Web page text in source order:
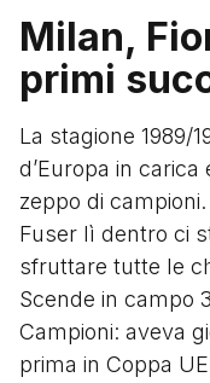
Milan,
primi
La stagione 1989/
d’Europa in
zeppo di
Fuser lì dentro ci
sfruttare tutte le
Scende in campo
Campioni: aveva
prima in Coppa